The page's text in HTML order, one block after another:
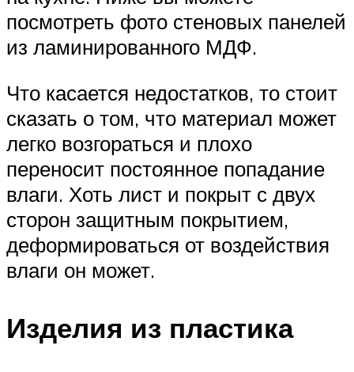
посмотреть фото стеновых панелей
из ламинированного МДФ.
Что касается недостатков, то стоит
сказать о том, что материал может
легко возгораться и плохо
переносит постоянное попадание
влаги. Хоть лист и покрыт с двух
сторон защитным покрытием,
деформироваться от воздействия
влаги он может.
Изделия из пластика